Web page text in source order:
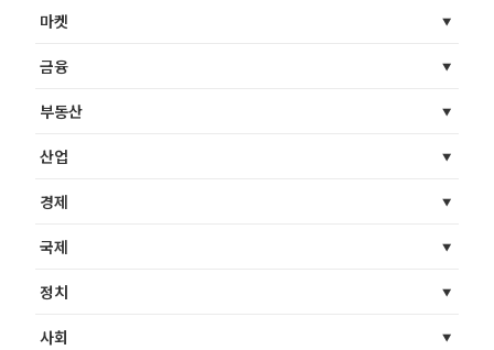
마켓
금융
부동산
산업
경제
국제
정치
사회